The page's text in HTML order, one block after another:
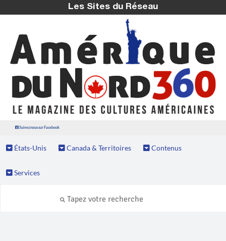
Les Sites du Réseau
Suivez nous sur Facebook
États-Unis Canada & Territoires Contenus
Services